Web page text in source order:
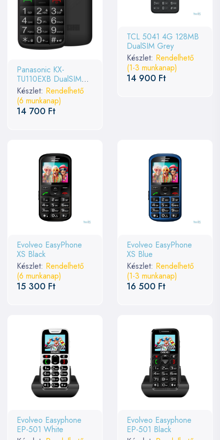
Panasonic KX-
TU110EXB DualSIM
Black
Készlet: Rendelhető
(6 munkanap)
14 700 Ft
TCL 5041 4G 128MB
DualSIM Grey
Készlet: Rendelhető
(1-3 munkanap)
14 900 Ft
Evolveo EasyPhone
XS Black
Készlet: Rendelhető
(6 munkanap)
15 300 Ft
Evolveo EasyPhone
XS Blue
Készlet: Rendelhető
(1-3 munkanap)
16 500 Ft
Evolveo Easyphone
EP-501 White
Evolveo Easyphone
EP-501 Black